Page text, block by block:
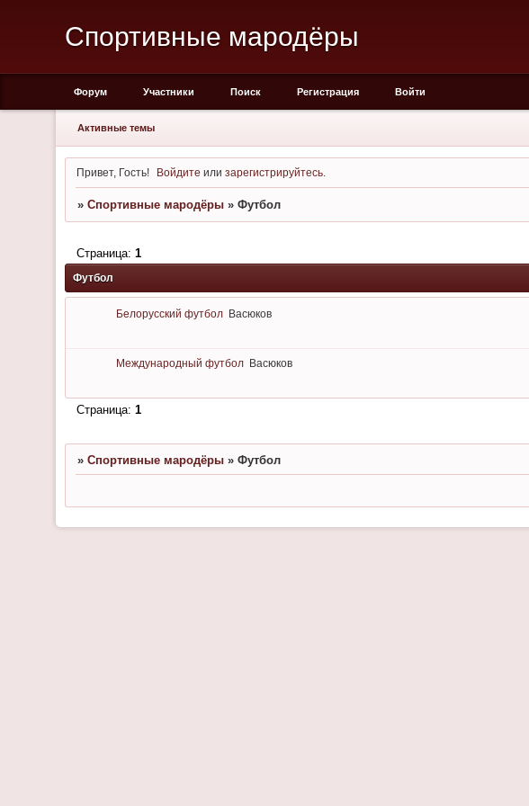
Спортивные мародёры
Форум Участники Поиск Регистрация Войти
Активные темы
Привет, Гость! Войдите илизарегистрируйтесь
» Спортивные мародёры » Футбол
Футбол
Страница: 1
Белорусский футбол Васюков
Международный футбол Васюков
Страница: 1
» Спортивные мародёры » Футбол